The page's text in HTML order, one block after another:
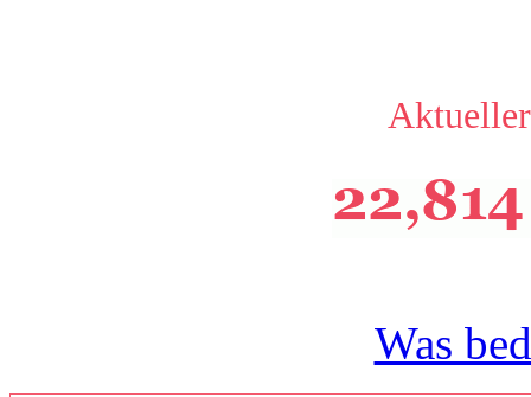
Was